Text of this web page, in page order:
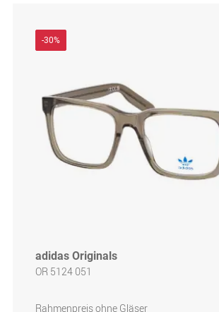
-30%
adidas Originals
OR 5124 051
Rahmenpreis ohne Gläser